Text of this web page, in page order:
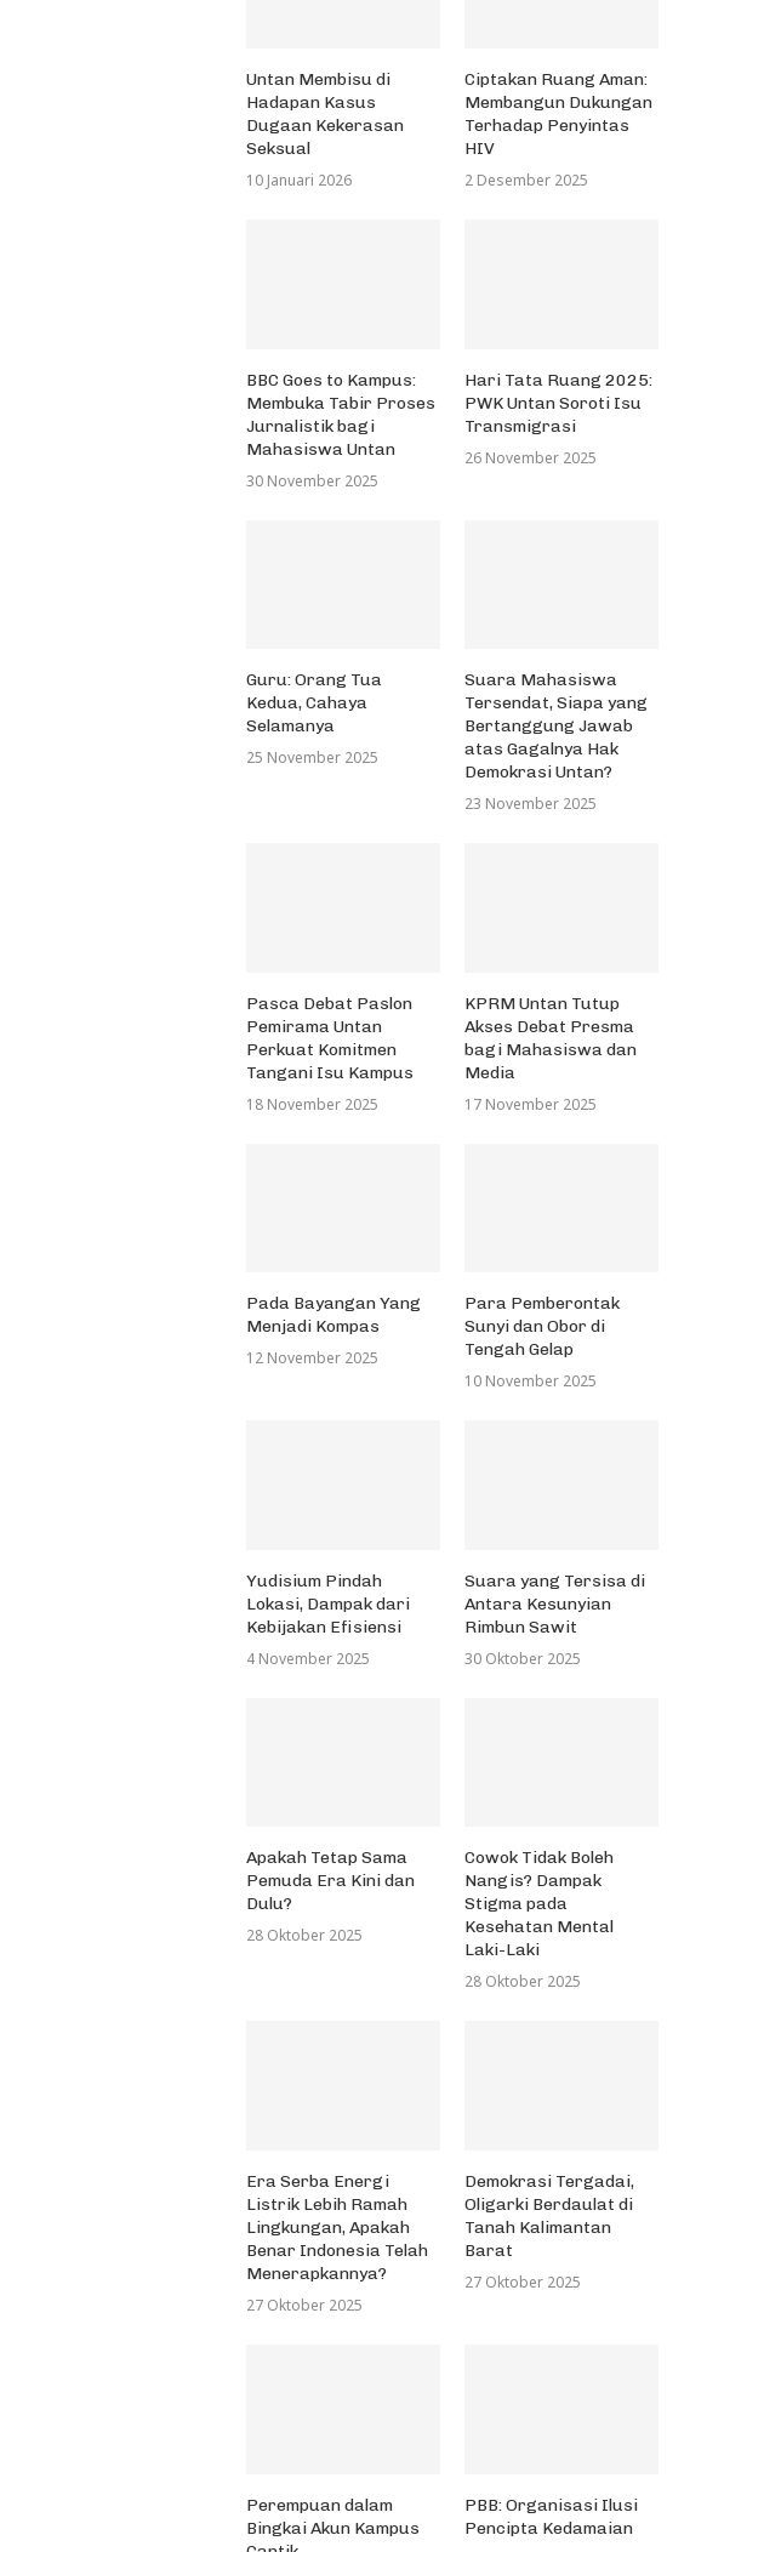
Untan Membisu di
Hadapan Kasus
Dugaan Kekerasan
Seksual
10 Januari 2026
Ciptakan Ruang Aman:
Membangun Dukungan
Terhadap Penyintas
HIV
2 Desember 2025
BBC Goes to Kampus:
Membuka Tabir Proses
Jurnalistik bagi
Mahasiswa Untan
30 November 2025
Hari Tata Ruang 2025:
PWK Untan Soroti Isu
Transmigrasi
26 November 2025
Guru: Orang Tua
Kedua, Cahaya
Selamanya
25 November 2025
Suara Mahasiswa
Tersendat, Siapa yang
Bertanggung Jawab
atas Gagalnya Hak
Demokrasi Untan?
23 November 2025
Pasca Debat Paslon
Pemirama Untan
Perkuat Komitmen
Tangani Isu Kampus
18 November 2025
KPRM Untan Tutup
Akses Debat Presma
bagi Mahasiswa dan
Media
17 November 2025
Pada Bayangan Yang
Menjadi Kompas
12 November 2025
Para Pemberontak
Sunyi dan Obor di
Tengah Gelap
10 November 2025
Yudisium Pindah
Lokasi, Dampak dari
Kebijakan Efisiensi
4 November 2025
Suara yang Tersisa di
Antara Kesunyian
Rimbun Sawit
30 Oktober 2025
Apakah Tetap Sama
Pemuda Era Kini dan
Dulu?
28 Oktober 2025
Cowok Tidak Boleh
Nangis? Dampak
Stigma pada
Kesehatan Mental
Laki-Laki
28 Oktober 2025
Era Serba Energi
Listrik Lebih Ramah
Lingkungan, Apakah
Benar Indonesia Telah
Menerapkannya?
27 Oktober 2025
Demokrasi Tergadai,
Oligarki Berdaulat di
Tanah Kalimantan
Barat
27 Oktober 2025
Perempuan dalam
Bingkai Akun Kampus
PBB: Organisasi Ilusi
Pencipta Kedamaian